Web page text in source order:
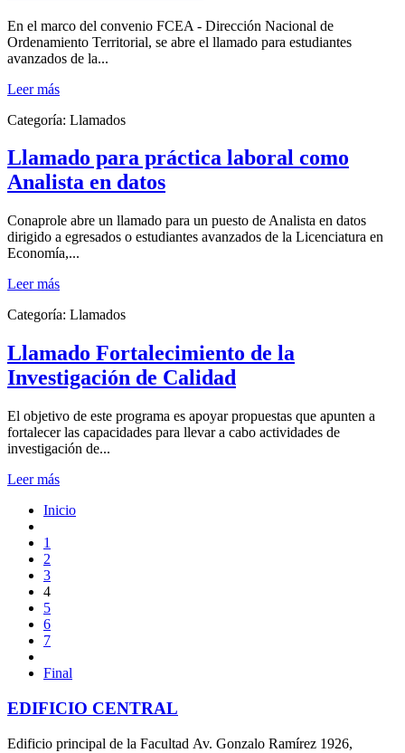
En el marco del convenio FCEA - Dirección Nacional de
Ordenamiento Territorial, se abre el llamado para estudiantes
avanzados de la...
Leer más
Categoría: Llamados
Llamado para práctica laboral como
Analista en datos
Conaprole abre un llamado para un puesto de Analista en datos
dirigido a egresados o estudiantes avanzados de la Licenciatura en
Economía,...
Leer más
Categoría: Llamados
Llamado Fortalecimiento de la
Investigación de Calidad
El objetivo de este programa es apoyar propuestas que apunten a
fortalecer las capacidades para llevar a cabo actividades de
investigación de...
Leer más
Inicio
1
2
3
4
5
6
7
Final
EDIFICIO CENTRAL
Edificio principal de la Facultad Av. Gonzalo Ramírez 1926,